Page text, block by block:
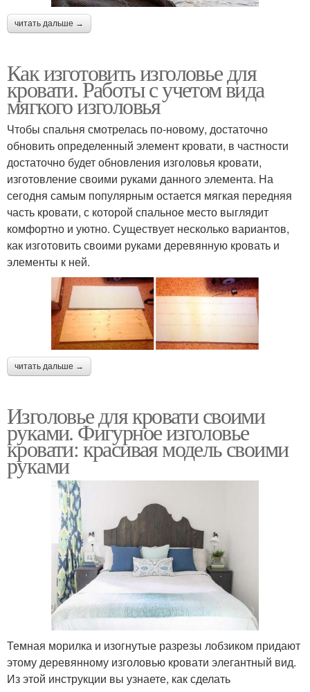
читать дальше →
Как изготовить изголовье для
кровати. Работы с учетом вида
мягкого изголовья
Чтобы спальня смотрелась по-новому, достаточно
обновить определенный элемент кровати, в частности
достаточно будет обновления изголовья кровати,
изготовление своими руками данного элемента. На
сегодня самым популярным остается мягкая передняя
часть кровати, с которой спальное место выглядит
комфортно и уютно. Существует несколько вариантов,
как изготовить своими руками деревянную кровать и
элементы к ней.
читать дальше →
Изголовье для кровати своими
руками. Фигурное изголовье
кровати: красивая модель своими
руками
Темная морилка и изогнутые разрезы лобзиком придают
этому деревянному изголовью кровати элегантный вид.
Из этой инструкции вы узнаете, как сделать